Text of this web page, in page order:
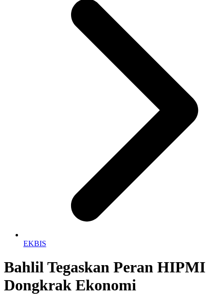
EKBIS
Bahlil Tegaskan Peran HIPMI
Dongkrak Ekonomi